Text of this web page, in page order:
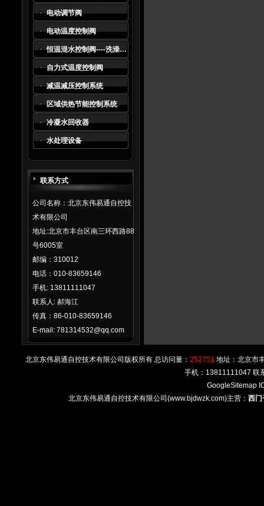
电动调节阀
电动温度控制阀
恒温混水控制阀----洗澡水及生活热水系统*
自力式温度控制阀
减温减压控制系统
区域供热节能控制系统
冷凝水回收器
水处理设备
联系方式
公司名称：北京东伟易通自控技
术有限公司
地址:北京市丰台区南三环西路88
号6005室
邮编：310012
电话：010-83659146
手机: 13811111047
联系人: 郝海江
传真：86-010-83659146
E-mail: 781314532@qq.com
北京东伟易通自控技术有限公司版权所有 总访问量： 252751 地址：北京市
手机：13811111047 联
GoogleSitemap
北京东伟易通自控技术有限公司(www.bjdwzk.com)主营： 西门